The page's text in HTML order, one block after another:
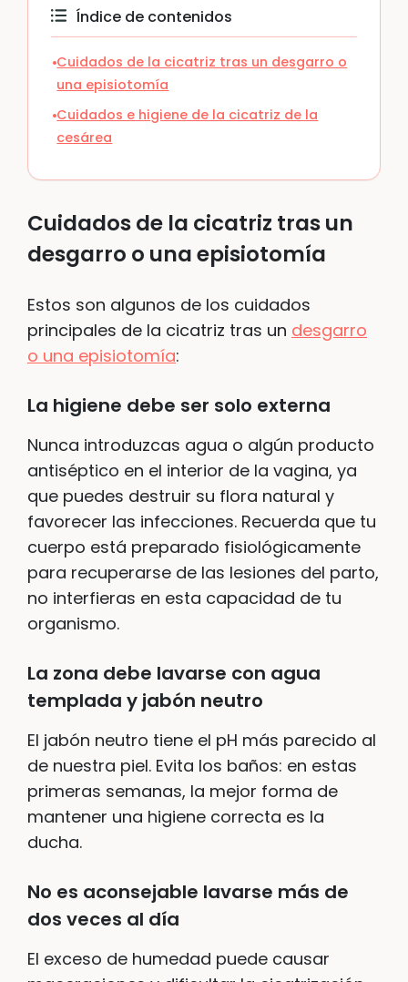
Índice de contenidos
Cuidados de la cicatriz tras un desgarro o
una episiotomía
Cuidados e higiene de la cicatriz de la
cesárea
Cuidados de la cicatriz tras un
desgarro o unaepisiotomía
Estos son algunos de los cuidados
principales de la cicatriz tras un desgarro
o una episiotomía:
La higiene debe ser solo externa
Nunca introduzcas agua o algún producto
antiséptico en el interior de la vagina, ya
que puedes destruir su flora natural y
favorecer las infecciones. Recuerda que tu
cuerpo está preparado fisiológicamente
para recuperarse de las lesiones del parto,
no interfieras en esta capacidad de tu
organismo.
La zona debe lavarse con agua
templada y jabón neutro
El jabón neutro tiene el pH más parecido al
de nuestra piel. Evita los baños: en estas
primeras semanas, la mejor forma de
mantener una higiene correcta es la
ducha.
No es aconsejable lavarse más de
dos veces al día
El exceso de humedad puede causar